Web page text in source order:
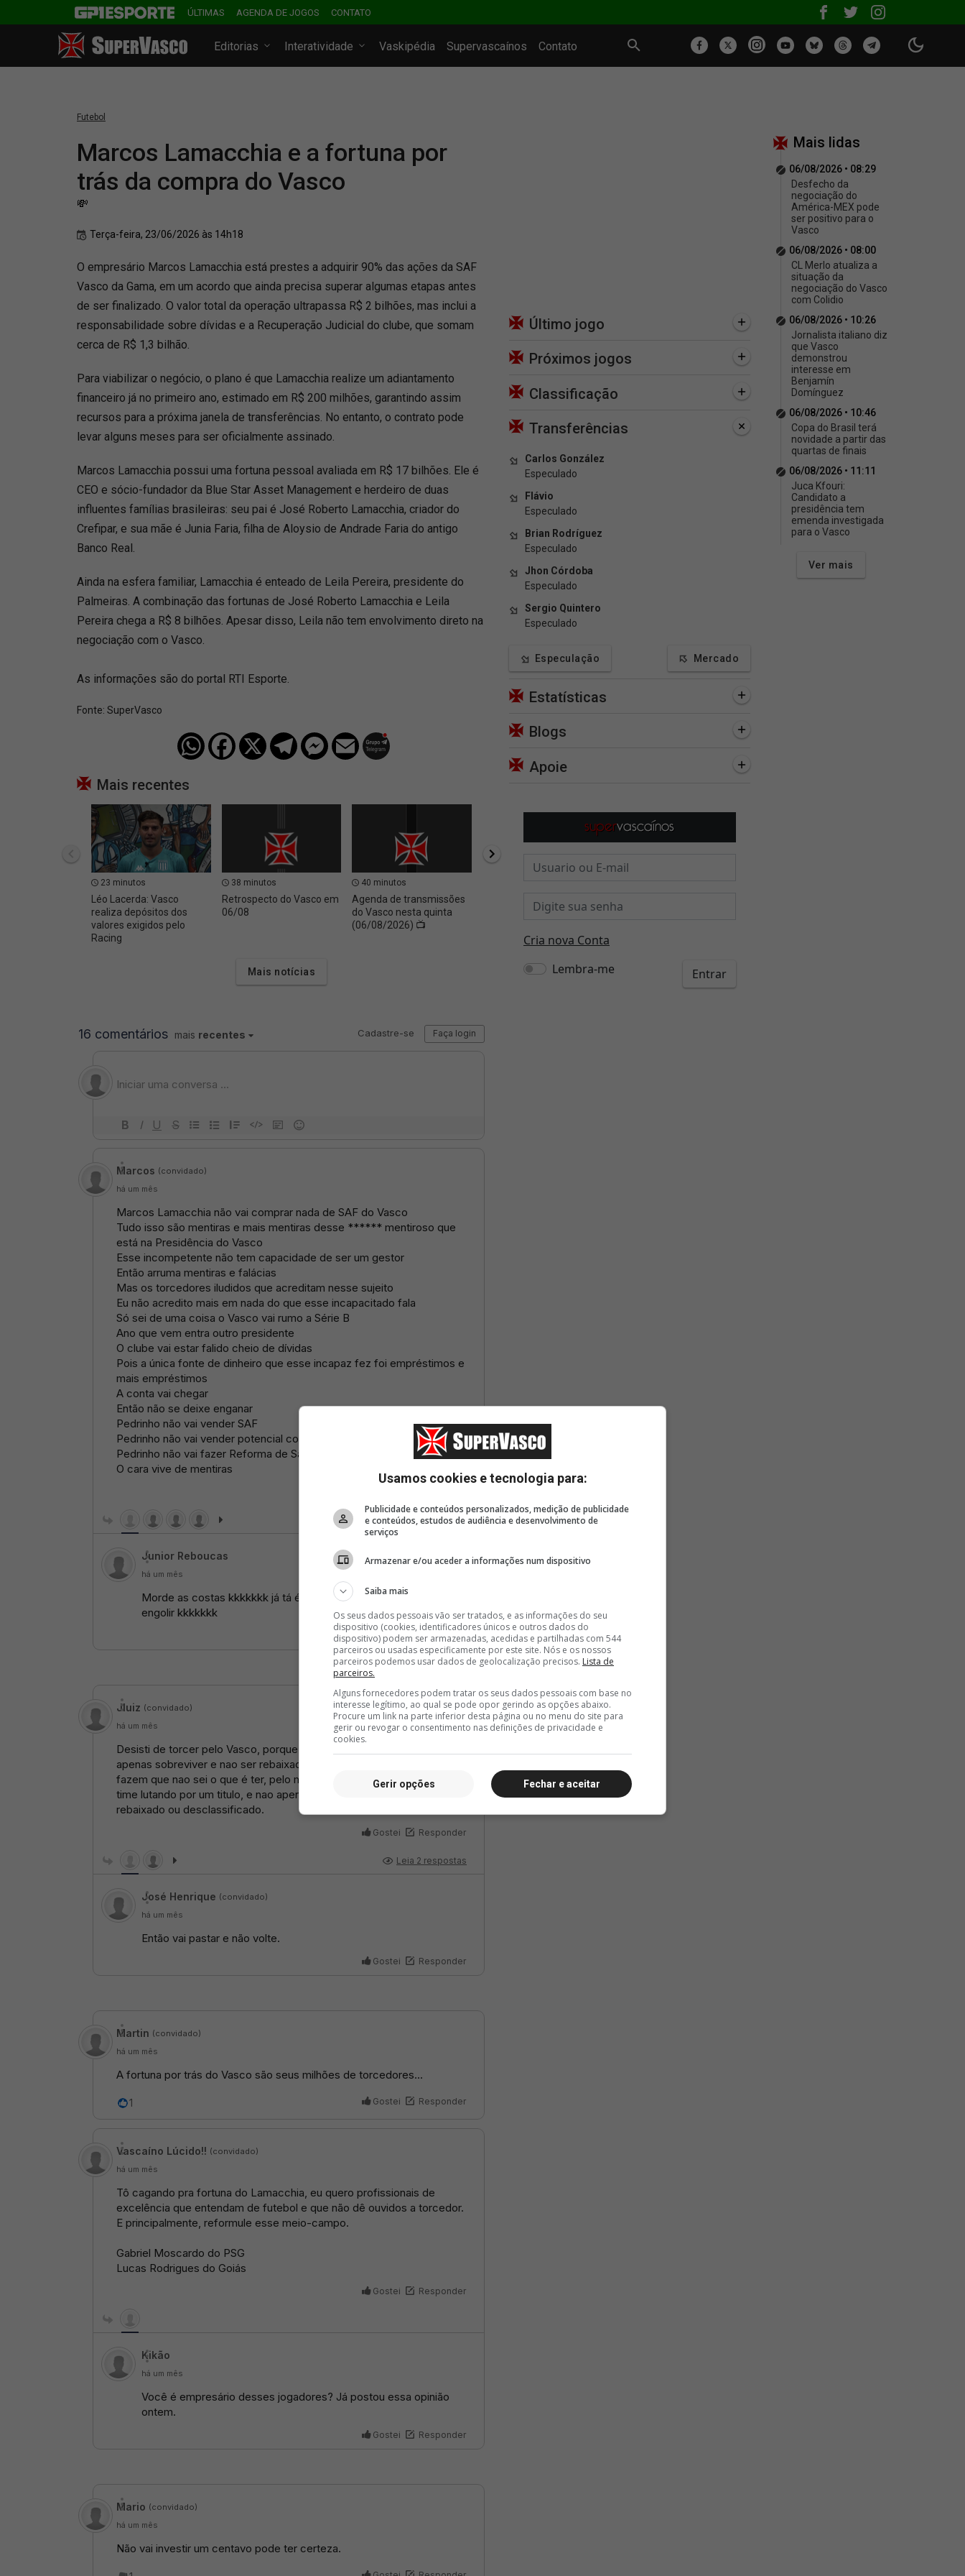
ÚLTIMAS AGENDA DE JOGOS CONTATO
Editorias Interatividade Vaskipédia Supervascaínos Contato
Futebol
Marcos Lamacchia e a fortuna por
trás da compra do Vasco
💸
Terça-feira, 23/06/2026 às 14h18
O empresário Marcos Lamacchia está prestes a adquirir 90% das ações da SAF
Vasco da Gama, em um acordo que ainda precisa superar algumas etapas antes
de ser finalizado. O valor total da operação ultrapassa R$ 2 bilhões, mas inclui a
responsabilidade sobre dívidas e a Recuperação Judicial do clube, que somam
cerca de R$ 1,3 bilhão.
Para viabilizar o negócio, o plano é que Lamacchia realize um adiantamento
financeiro já no primeiro ano, estimado em R$ 200 milhões, garantindo assim
recursos para a próxima janela de transferências. No entanto, o contrato pode
levar alguns meses para ser oficialmente assinado.
Marcos Lamacchia possui uma fortuna pessoal avaliada em R$ 17 bilhões. Ele é
CEO e sócio-fundador da Blue Star Asset Management e herdeiro de duas
influentes famílias brasileiras: seu pai é José Roberto Lamacchia, criador do
Crefipar, e sua mãe é Junia Faria, filha de Aloysio de Andrade Faria do antigo
Banco Real.
Ainda na esfera familiar, Lamacchia é enteado de Leila Pereira, presidente do
Palmeiras. A combinação das fortunas de José Roberto Lamacchia e Leila
Pereira chega a R$ 8 bilhões. Apesar disso, Leila não tem envolvimento direto na
negociação com o Vasco.
As informações são do portal RTI Esporte.
Fonte: SuperVasco‎‎‎‎‎‎
Mais recentes
23 minutos
Léo Lacerda: Vasco
realiza depósitos dos
valores exigidos pelo
Racing
38 minutos
Retrospecto do Vasco em
06/08
40 minutos
Agenda de transmissões
do Vasco nesta quinta
(06/08/2026) 📺
chave da vitória vascaína
elogiado: 'Tem dado uma
Mais notícias
Último jogo
Próximos jogos
Classificação
Transferências
Carlos González
Especulado
Flávio
Especulado
Brian Rodríguez
Especulado
Jhon Córdoba
Especulado
Sergio Quintero
Especulado
Especulação Mercado
Estatísticas
Blogs
Apoie
Mais lidas
06/08/2026 • 08:29
Desfecho da
negociação do
América-MEX pode
ser positivo para o
Vasco
06/08/2026 • 08:00
CL Merlo atualiza a
situação da
negociação do Vasco
com Colidio
06/08/2026 • 10:26
Jornalista italiano diz
que Vasco
demonstrou
interesse em
Benjamín
Domínguez
06/08/2026 • 10:46
Copa do Brasil terá
novidade a partir das
quartas de finais
06/08/2026 • 11:11
Juca Kfouri:
Candidato a
presidência tem
emenda investigada
para o Vasco
Ver mais
Usamos cookies e tecnologia para:
Publicidade e conteúdos personalizados, medição de publicidade
e conteúdos, estudos de audiência e desenvolvimento de
serviços
Armazenar e/ou aceder a informações num dispositivo
Saiba mais
Os seus dados pessoais vão ser tratados, e as informações do seu
dispositivo (cookies, identificadores únicos e outros dados do
dispositivo) podem ser armazenadas, acedidas e partilhadas com 544
parceiros ou usadas especificamente por este site. Nós e os nossos
parceiros podemos usar dados de geolocalização precisos. Lista de
parceiros.
Alguns fornecedores podem tratar os seus dados pessoais com base no
interesse legítimo, ao qual se pode opor gerindo as opções abaixo.
Procure um link na parte inferior desta página ou no menu do site para
gerir ou revogar o consentimento nas definições de privacidade e
cookies.
Fechar e aceitar
Gerir opções